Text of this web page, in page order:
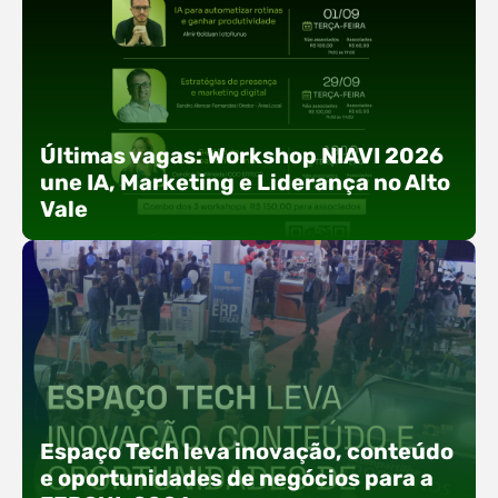
Últimas vagas: Workshop NIAVI 2026
une IA, Marketing e Liderança no Alto
Vale
Com o objetivo de impulsionar a produtividade, a
presença digital e a gestão nas empresas do
Alto Vale, o Núcleo de Tecnologia da Informação
(NIAVI), Polo ACATE-ACIRS, realiza a edição
Espaço Tech leva inovação, conteúdo
e oportunidades de negócios para a